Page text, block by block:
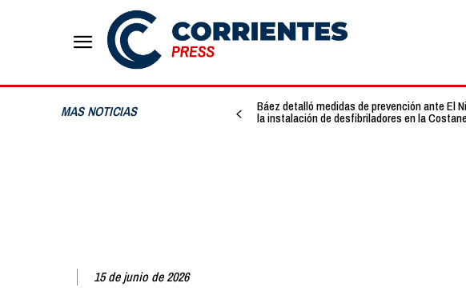
MAS NOTICIAS Báez detalló medidas de prevención ante El
la instalación de desfibriladores en la
15 de junio de 2026